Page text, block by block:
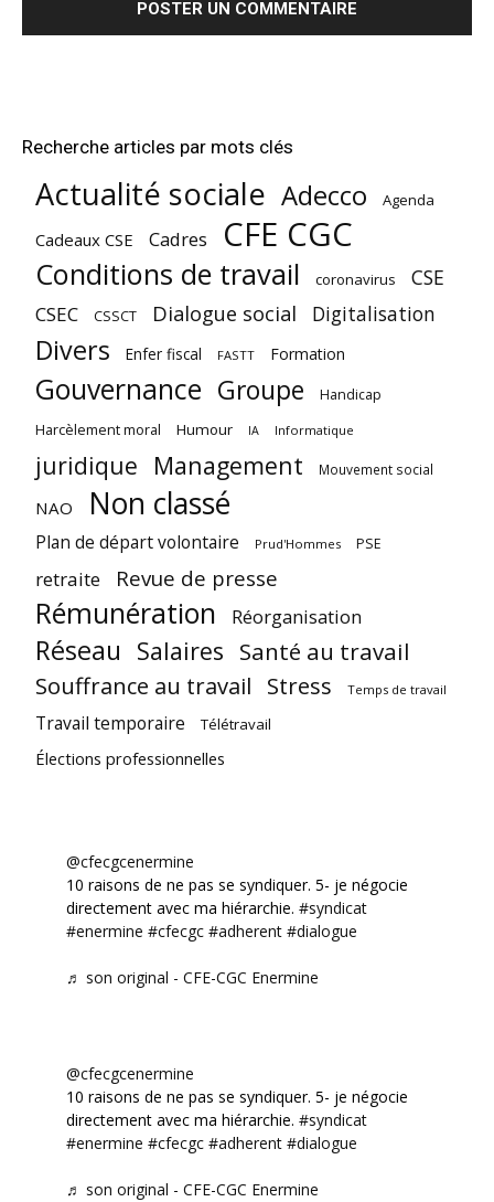
Recherche articles par mots clés
Actualité sociale Adecco Agenda
Cadeaux CSE Cadres CFE CGC
Conditions de travail coronavirus CSE
CSEC CSSCT Dialogue social Digitalisation
Divers Enfer fiscal FASTT Formation
Gouvernance Groupe Handicap
Harcèlement moral Humour IA Informatique
juridique Management Mouvement social
NAO Non classé
Plan de départ volontaire Prud'Hommes PSE
retraite Revue de presse
Rémunération Réorganisation
Réseau Salaires Santé au travail
Souffrance au travail Stress Temps de travail
Travail temporaire Télétravail
Élections professionnelles
@cfecgcenermine
10 raisons de ne pas se syndiquer. 5- je négocie
directement avec ma hiérarchie. #syndicat
#enermine #cfecgc #adherent #dialogue
♬ son original - CFE-CGC Enermine
@cfecgcenermine
10 raisons de ne pas se syndiquer. 5- je négocie
directement avec ma hiérarchie. #syndicat
#enermine #cfecgc #adherent #dialogue
♬ son original - CFE-CGC Enermine